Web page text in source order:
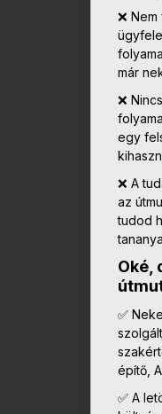
❌
már
❌
egy
❌ A
az
tudod
Oké,
✅
építő,
✅ A